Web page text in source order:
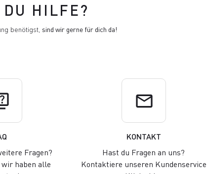
HILFE?
benötigst, sind wir gerne für dich da!
Fragen?
haben alle
email
KONTAKT
Hast du Fragen an uns?
Kontaktiere unseren Kundenservice